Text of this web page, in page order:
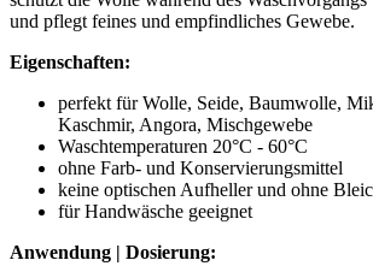
und pflegt feines und empfindliches Gewebe.
Eigenschaften:
perfekt für Wolle, Seide, Baumwolle,
Kaschmir, Angora, Mischgewebe
Waschtemperaturen 20°C - 60°C
ohne Farb- und Konservierungsmittel
keine optischen Aufheller und ohne
für Handwäsche geeignet
Anwendung | Dosierung: